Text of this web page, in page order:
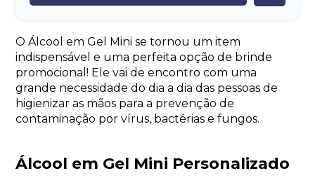
O Álcool em Gel Mini se tornou um item
indispensável e uma perfeita opção de brinde
promocional! Ele vai de encontro com uma
grande necessidade do dia a dia das pessoas de
higienizar as mãos para a prevenção de
contaminação por vírus, bactérias e fungos.
Álcool em Gel Mini Personalizado